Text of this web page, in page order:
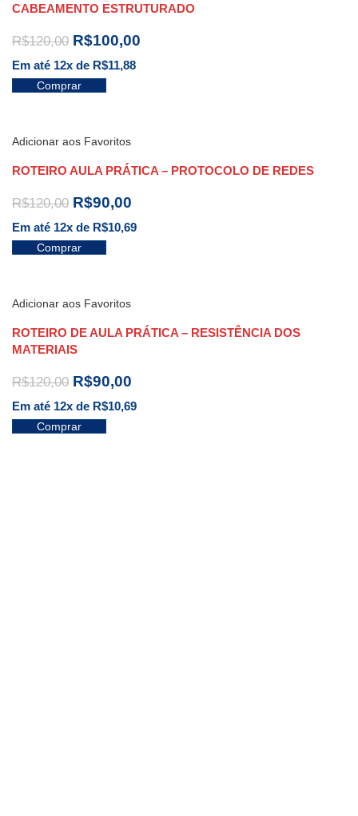
CABEAMENTO ESTRUTURADO
R$120,00 R$100,00
Em até 12x de R$11,88
Comprar
Adicionar aos Favoritos
ROTEIRO AULA PRÁTICA – PROTOCOLO DE REDES
R$120,00 R$90,00
Em até 12x de R$10,69
Comprar
Adicionar aos Favoritos
ROTEIRO DE AULA PRÁTICA – RESISTÊNCIA DOS
MATERIAIS
R$120,00 R$90,00
Em até 12x de R$10,69
Comprar